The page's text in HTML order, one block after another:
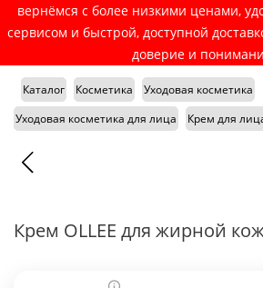
вернёмся с более низкими ценами,
сервисом и быстрой, доступной
доверие и
Каталог Косметика
Уходовая косметика
Уходовая косметика для лица
Крем для
Крем OLLEE для жирной